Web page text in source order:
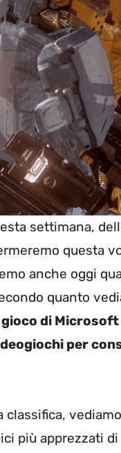
settimana,
questa
anche oggi
quanto
gioco di Microsoft
per
più apprezzati